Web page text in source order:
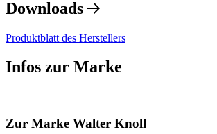
Downloads
Produktblatt des Herstellers
Infos zur Marke
Zur Marke Walter Knoll